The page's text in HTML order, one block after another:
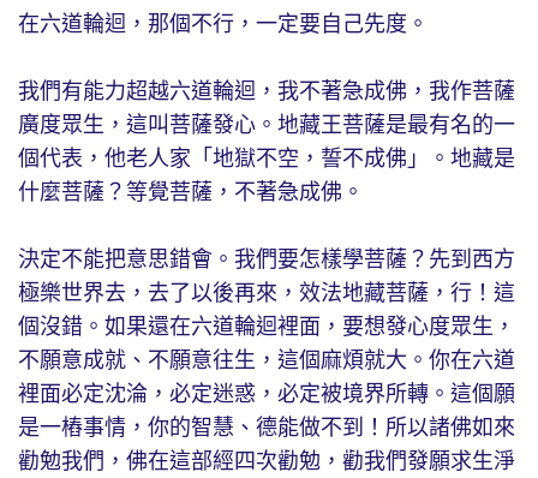
在六道輪迴，那個不行，一定要自己先度。
我們有能力超越六道輪迴，我不著急成佛，我作菩薩
廣度眾生，這叫菩薩發心。地藏王菩薩是最有名的一
個代表，他老人家「地獄不空，誓不成佛」。地藏是
什麼菩薩？等覺菩薩，不著急成佛。
決定不能把意思錯會。我們要怎樣學菩薩？先到西方
極樂世界去，去了以後再來，效法地藏菩薩，行！這
個沒錯。如果還在六道輪迴裡面，要想發心度眾生，
不願意成就、不願意往生，這個麻煩就大。你在六道
裡面必定沈淪，必定迷惑，必定被境界所轉。這個願
是一樁事情，你的智慧、德能做不到！所以諸佛如來
勸勉我們，佛在這部經四次勸勉，勸我們發願求生淨